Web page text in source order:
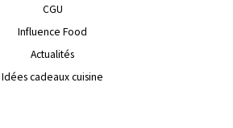
CGU
Influence Food
Actualités
Idées cadeaux cuisine